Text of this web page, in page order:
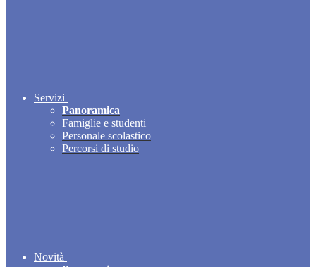
Servizi
Panoramica
Famiglie e studenti
Personale scolastico
Percorsi di studio
Novità